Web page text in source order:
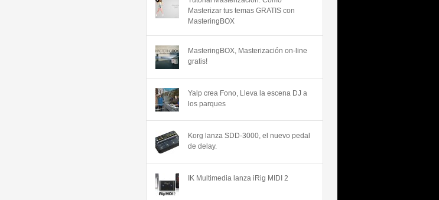
Masterizar tus temas GRATIS con
MasteringBOX
MasteringBOX, Masterización on-line
gratis!
Yalp crea Fono, Lleva la escena DJ a
los parques
Korg lanza SDD-3000, el nuevo pedal
de delay.
IK Multimedia lanza iRig MIDI 2